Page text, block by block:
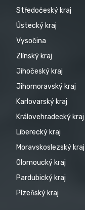
Středočeský kraj
Ústecký kraj
Vysočina
Zlínský kraj
Jihočeský kraj
Jihomoravský kraj
Karlovarský kraj
Královehradecký kraj
Liberecký kraj
Moravskoslezský kraj
Olomoucký kraj
Pardubický kraj
Plzeňský kraj